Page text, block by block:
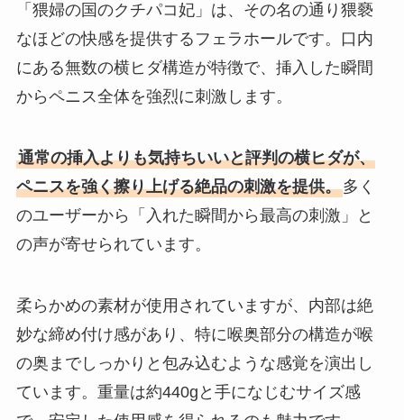
「猥婦の国のクチパコ妃」は、その名の通り猥褻
なほどの快感を提供するフェラホールです。口内
にある無数の横ヒダ構造が特徴で、挿入した瞬間
からペニス全体を強烈に刺激します。
通常の挿入よりも気持ちいいと評判の横ヒダが、
ペニスを強く擦り上げる絶品の刺激を提供。多く
のユーザーから「入れた瞬間から最高の刺激」と
の声が寄せられています。
柔らかめの素材が使用されていますが、内部は絶
妙な締め付け感があり、特に喉奥部分の構造が喉
の奥までしっかりと包み込むような感覚を演出し
ています。重量は約440gと手になじむサイズ感